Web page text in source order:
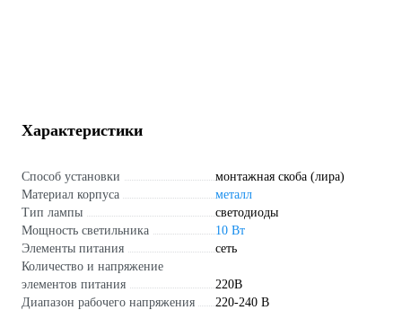
Характеристики
Способ установки
монтажная скоба (лира)
Материал корпуса
металл
Тип лампы
светодиоды
Мощность светильника
10 Вт
Элементы питания
сеть
Количество и напряжение
элементов питания
220В
Диапазон рабочего напряжения
220-240 В